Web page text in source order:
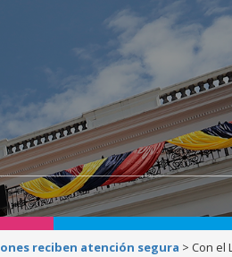
reciben atención segura >Con el